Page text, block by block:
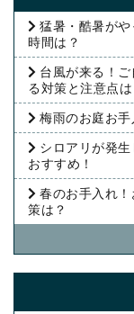
猛暑・酷暑が
時間は？
台風が来る！
る対策と注意点は
梅雨のお庭お手
シロアリが発
おすすめ！
春のお手入れ
策は？